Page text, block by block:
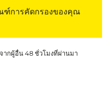
ฑ์การคัดกรองของคุณ
ากผู้อื่น 48 ชั่วโมงที่ผ่านมา